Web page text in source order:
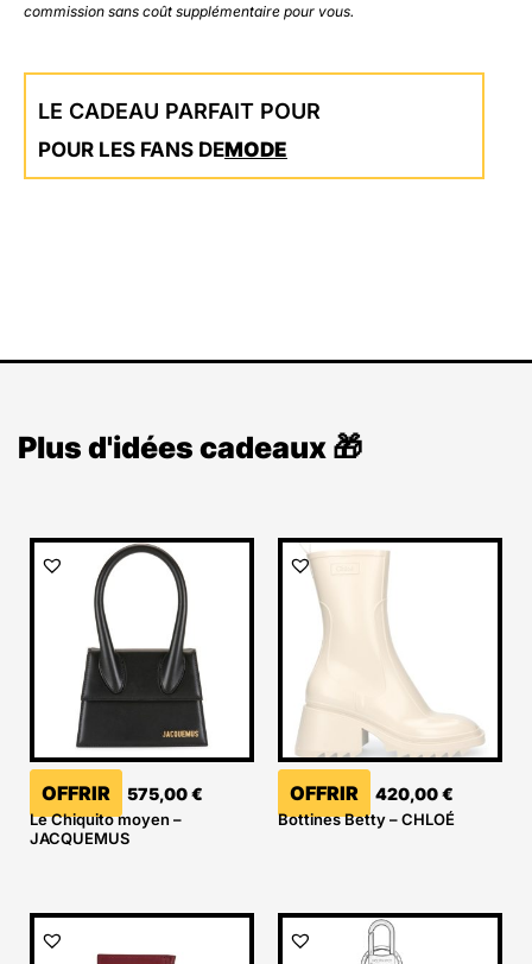
commission sans coût supplémentaire pour vous.
LE CADEAU PARFAIT POUR
POUR LES FANS DEMODE
Plus d'idées cadeaux 🎁
OFFRIR 575,00€
Le Chiquito moyen –
JACQUEMUS
OFFRIR 420,00€
Bottines Betty – CHLOÉ